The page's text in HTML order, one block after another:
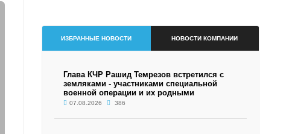
ИЗБРАННЫЕ НОВОСТИ НОВОСТИ КОМПАНИИ
Глава КЧР Рашид Темрезов встретился с
земляками - участниками специальной
военной операции и их родными
07.08.2026 386